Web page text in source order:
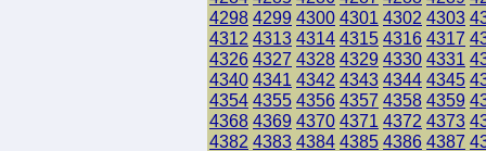
4298 4299 4300 4301 4302 4303
4312 4313 4314 4315 4316 4317
4326 4327 4328 4329 4330 4331
4340 4341 4342 4343 4344 4345
4354 4355 4356 4357 4358 4359
4368 4369 4370 4371 4372 4373
4382 4383 4384 4385 4386 4387